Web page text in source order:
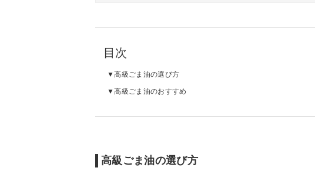
目次
高級ごま油の選び方
高級ごま油のおすすめ
高級ごま油の選び方